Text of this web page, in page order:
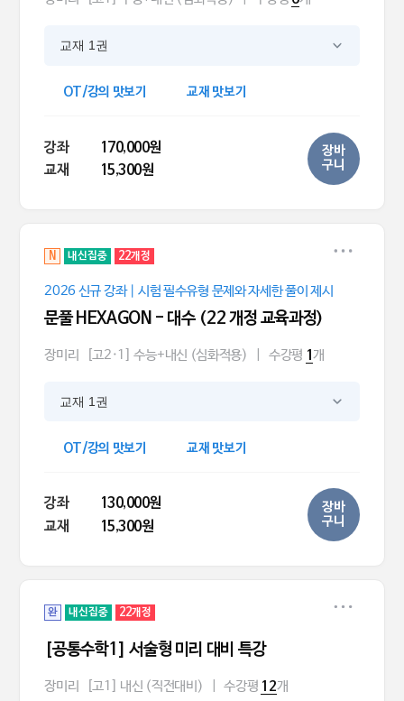
교재 1권
OT/강의 맛보기 교재 맛보기
강좌
170,000원
교재
15,300원
장바
구니
N 내신집중 22개정
2026 신규 강좌｜시험 필수유형 문제와 자세한 풀이 제시
문풀 HEXAGON - 대수 (22 개정 교육과정)
장미리 [고2·1] 수능+내신 (심화적용) 수강평 1개
교재 1권
OT/강의 맛보기 교재 맛보기
강좌
130,000원
교재
15,300원
장바
구니
완 내신집중 22개정
[공통수학1] 서술형 미리 대비 특강
장미리 [고1] 내신 (직전대비) 수강평 12개